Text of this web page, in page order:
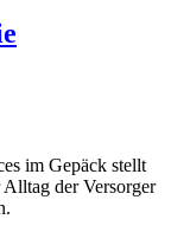
im Gepäck stellt
der Versorger